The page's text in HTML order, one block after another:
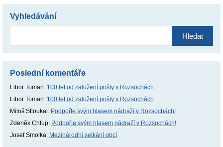
Vyhledávání
Poslední komentáře
Libor Toman: 100 let od založení pošty v Rozsochách
Libor Toman: 100 let od založení pošty v Rozsochách
Miloš Stloukal : Podpořte svým hlasem nádraží v Rozsochách!
Zdeněk Chlup: Podpořte svým hlasem nádraží v Rozsochách!
Josef Smolka: Mezinárodní setkání obcí